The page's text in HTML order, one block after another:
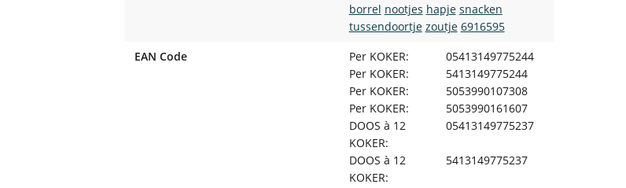
borrel nootjes hapje snacken
tussendoortje zoutje 6916595
EAN Code
Per KOKER:
05413149775244
Per KOKER:
5413149775244
Per KOKER:
5053990107308
Per KOKER:
5053990161607
DOOS à 12
KOKER:
05413149775237
DOOS à 12
KOKER:
5413149775237